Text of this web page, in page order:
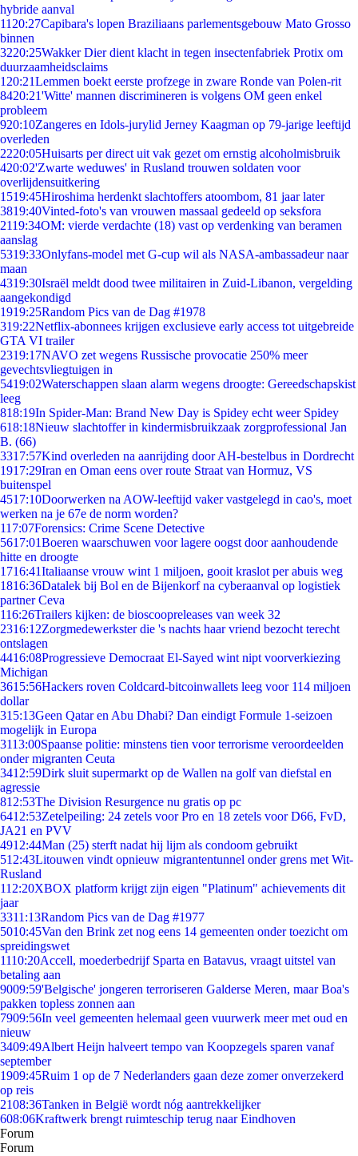
hybride aanval
11 20:27Capibara's lopen Braziliaans parlementsgebouw Mato Grosso
binnen
3220:25Wakker Dier dient klacht in tegen insectenfabriek Protix om
duurzaamheidsclaims
1 20:21Lemmen boekt eerste profzege in zware Ronde van Polen-rit
8420:21'Witte' mannen discrimineren is volgens OM geen enkel
probleem
920:10Zangeres en Idols-jurylid Jerney Kaagman op 79-jarige leeftijd
overleden
2220:05Huisarts per direct uit vak gezet om ernstig alcoholmisbruik
420:02'Zwarte weduwes' in Rusland trouwen soldaten voor
overlijdensuitkering
1519:45Hiroshima herdenkt slachtoffers atoombom, 81 jaar later
3819:40Vinted-foto's van vrouwen massaal gedeeld op seksfora
2119:34OM: vierde verdachte (18) vast op verdenking van beramen
aanslag
5319:33Onlyfans-model met G-cup wil als NASA-ambassadeur naar
maan
4319:30Israël meldt dood twee militairen in Zuid-Libanon, vergelding
aangekondigd
1919:25Random Pics van de Dag #1978
319:22Netflix-abonnees krijgen exclusieve early access tot uitgebreide
GTA VI trailer
2319:17NAVO zet wegens Russische provocatie 250% meer
gevechtsvliegtuigen in
5419:02Waterschappen slaan alarm wegens droogte: Gereedschapskist
leeg
818:19In Spider-Man: Brand New Day is Spidey echt weer Spidey
618:18Nieuw slachtoffer in kindermisbruikzaak zorgprofessional Jan
B. (66)
3317:57Kind overleden na aanrijding door AH-bestelbus in Dordrecht
1917:29Iran en Oman eens over route Straat van Hormuz, VS
buitenspel
4517:10Doorwerken na AOW-leeftijd vaker vastgelegd in cao's, moet
werken na je 67e de norm worden?
117:07Forensics: Crime Scene Detective
5617:01Boeren waarschuwen voor lagere oogst door aanhoudende
hitte en droogte
1716:41Italiaanse vrouw wint 1 miljoen, gooit kraslot per abuis weg
1816:36Datalek bij Bol en de Bijenkorf na cyberaanval op logistiek
partner Ceva
116:26Trailers kijken: de bioscoopreleases van week 32
2316:12Zorgmedewerkster die 's nachts haar vriend bezocht terecht
ontslagen
4416:08Progressieve Democraat El-Sayed wint nipt voorverkiezing
Michigan
3615:56Hackers roven Coldcard-bitcoinwallets leeg voor 114 miljoen
dollar
315:13Geen Qatar en Abu Dhabi? Dan eindigt Formule 1-seizoen
mogelijk in Europa
3113:00Spaanse politie: minstens tien voor terrorisme veroordeelden
onder migranten Ceuta
3412:59Dirk sluit supermarkt op de Wallen na golf van diefstal en
agressie
812:53The Division Resurgence nu gratis op pc
6412:53Zetelpeiling: 24 zetels voor Pro en 18 zetels voor D66, FvD,
JA21 en PVV
4912:44Man (25) sterft nadat hij lijm als condoom gebruikt
512:43Litouwen vindt opnieuw migrantentunnel onder grens met Wit-
Rusland
112:20XBOX platform krijgt zijn eigen "Platinum" achievements dit
jaar
3311:13Random Pics van de Dag #1977
5010:45Van den Brink zet nog eens 14 gemeenten onder toezicht om
spreidingswet
1110:20Accell, moederbedrijf Sparta en Batavus, vraagt uitstel van
betaling aan
9009:59'Belgische' jongeren terroriseren Galderse Meren, maar Boa's
pakken topless zonnen aan
7909:56In veel gemeenten helemaal geen vuurwerk meer met oud en
nieuw
3409:49Albert Heijn halveert tempo van Koopzegels sparen vanaf
september
1909:45Ruim 1 op de 7 Nederlanders gaan deze zomer onverzekerd
op reis
2108:36Tanken in België wordt nóg aantrekkelijker
608:06Kraftwerk brengt ruimteschip terug naar Eindhoven
Forum
Forum